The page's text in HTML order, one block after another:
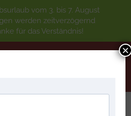
vom 3. bis 7. August
werden zeitverzögernd
für das Verständnis!
×